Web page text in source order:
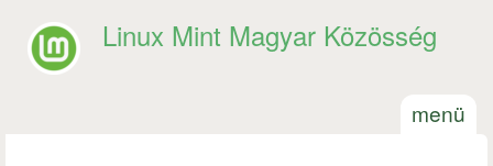
Linux Mint Magyar Közösség
menü